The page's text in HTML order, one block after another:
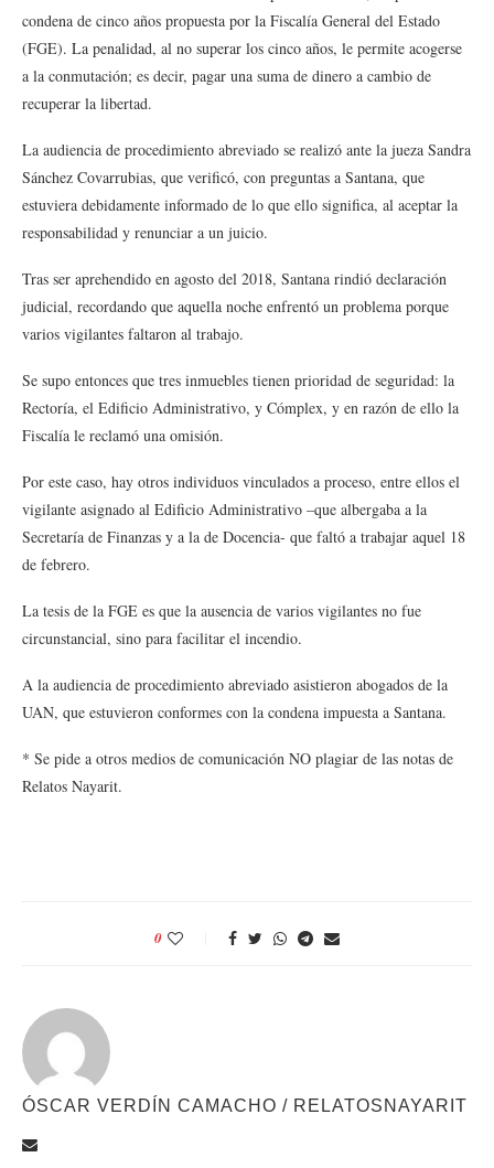
condena de cinco años propuesta por la Fiscalía General del Estado
(FGE). La penalidad, al no superar los cinco años, le permite acogerse
a la conmutación; es decir, pagar una suma de dinero a cambio de
recuperar la libertad.
La audiencia de procedimiento abreviado se realizó ante la jueza Sandra
Sánchez Covarrubias, que verificó, con preguntas a Santana, que
estuviera debidamente informado de lo que ello significa, al aceptar la
responsabilidad y renunciar a un juicio.
Tras ser aprehendido en agosto del 2018, Santana rindió declaración
judicial, recordando que aquella noche enfrentó un problema porque
varios vigilantes faltaron al trabajo.
Se supo entonces que tres inmuebles tienen prioridad de seguridad: la
Rectoría, el Edificio Administrativo, y Cómplex, y en razón de ello la
Fiscalía le reclamó una omisión.
Por este caso, hay otros individuos vinculados a proceso, entre ellos el
vigilante asignado al Edificio Administrativo –que albergaba a la
Secretaría de Finanzas y a la de Docencia- que faltó a trabajar aquel 18
de febrero.
La tesis de la FGE es que la ausencia de varios vigilantes no fue
circunstancial, sino para facilitar el incendio.
A la audiencia de procedimiento abreviado asistieron abogados de la
UAN, que estuvieron conformes con la condena impuesta a Santana.
* Se pide a otros medios de comunicación NO plagiar de las notas de
Relatos Nayarit.
0
ÓSCAR VERDÍN CAMACHO / RELATOSNAYARIT